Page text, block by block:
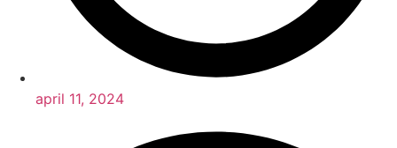
april 11, 2024